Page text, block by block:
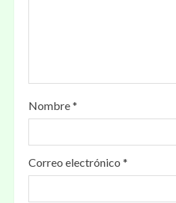
Nombre*
Correo electrónico *